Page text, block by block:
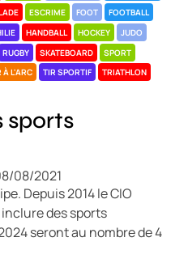
ESCRIME FOOT
FOOTBALL
HANDBALL HOCKEY
JUDO
RUGBY SKATEBOARD
SPORT
À L'ARC TIR SPORTIF
TRIATHLON
sports
08/2021
Depuis 2014 le CIO
des sports
seront au nombre de 4